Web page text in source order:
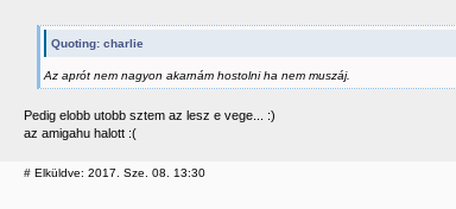
Quoting: charlie
Az aprót nem nagyon akarnám hostolni ha nem muszáj.
Pedig elobb utobb sztem az lesz e vege... :)
az amigahu halott :(
# Elküldve: 2017. Sze. 08. 13:30